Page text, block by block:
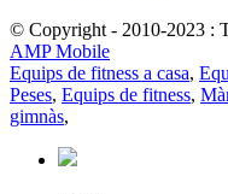
© Copyright - 2010-2023 :
AMP Mobile
Equips de fitness a casa,
Peses, Equips de fitness,
gimnàs,